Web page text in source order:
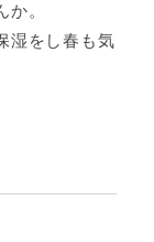
。
湿をし春も気